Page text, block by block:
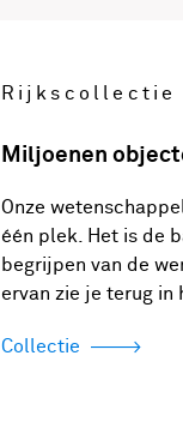
Rijkscollectie
Miljoenen
Onze
één plek. Het is de
begrijpen van de
ervan zie je terug in
Collectie